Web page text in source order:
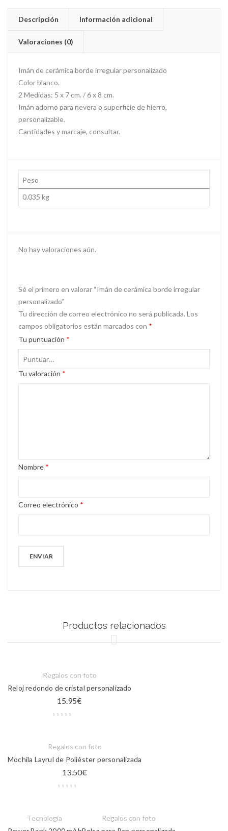
Descripción Información adicional
Valoraciones (0)
Imán de cerámica borde irregular personalizado
Color blanco.
2 Medidas: 5 x 7 cm. / 6 x 8 cm.
Imán adorno para nevera o superficie de hierro,
personalizable.
Cantidades y marcaje, consultar.
Peso
0.035 kg
No hay valoraciones aún.
Sé el primero en valorar “Imán de cerámica borde irregular
personalizado”
Tu dirección de correo electrónico no será publicada. Los
campos obligatorios están marcados con *
Tu puntuación *
Tu valoración *
Nombre *
Correo electrónico *
Productos relacionados
Regalos con foto
Reloj redondo de cristal personalizado
15.95€
Regalos con foto
Mochila Layrul de Poliéster personalizada
13.50€
Tecnología
Regalos con foto